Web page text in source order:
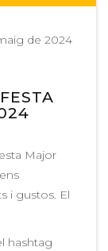
de 2024
Major
i gustos. El
hashtag